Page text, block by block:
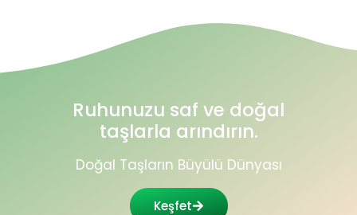
Ruhunuzu saf ve doğal
taşlarla arındırın.
Doğal Taşların Büyülü Dünyası
Keşfet